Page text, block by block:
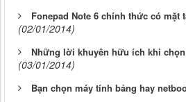
Fonepad Note 6 chính thức có mặt
(02/01/2014)
Những lời khuyên hữu ích khi
(03/01/2014)
Bạn chọn máy tính bảng hay